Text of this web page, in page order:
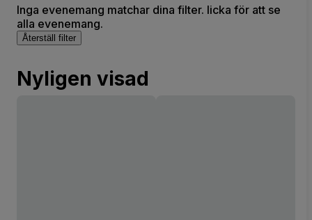
Inga evenemang matchar dina filter. licka för att se
alla evenemang.
Återställ filter
Nyligen visad